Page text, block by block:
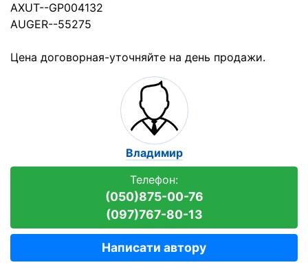
AXUT--GP004132
AUGER--55275
Цена договорная-уточняйте на день продажи.
Владимир
Телефон:
(050)875-00-76
(097)767-80-13
Написати автору